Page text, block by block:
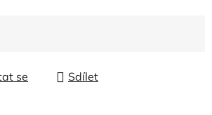
se Sdílet